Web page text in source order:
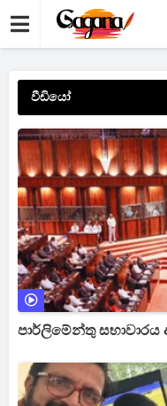
වීඩියෝ
පාර්ලිමේන්තු සභාවාරය